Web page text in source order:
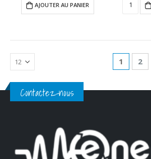
AJOUTER AU PANIER
1 2
Contactez-nous